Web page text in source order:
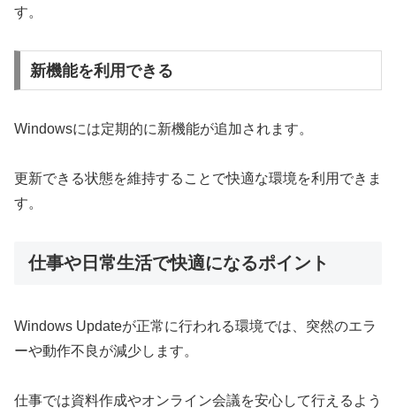
す。
新機能を利用できる
Windowsには定期的に新機能が追加されます。
更新できる状態を維持することで快適な環境を利用できま
す。
仕事や日常生活で快適になるポイント
Windows Updateが正常に行われる環境では、突然のエラ
ーや動作不良が減少します。
仕事では資料作成やオンライン会議を安心して行えるよう